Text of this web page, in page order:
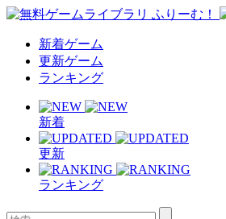
新着ゲーム
更新ゲーム
ランキング
新着
更新
ランキング